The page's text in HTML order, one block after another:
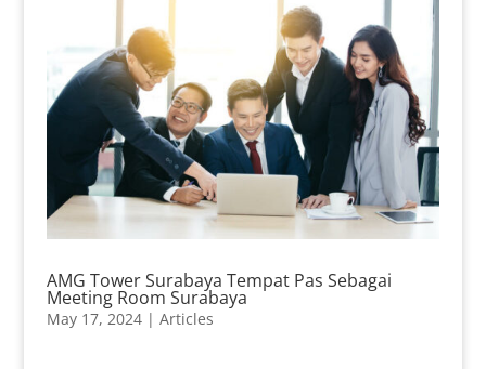
AMG Tower Surabaya Tempat Pas Sebagai
Meeting Room Surabaya
May 17, 2024| Articles